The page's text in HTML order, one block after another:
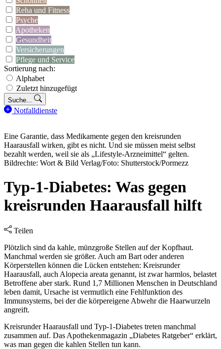
Reha und Fitness
Psyche
Apotheken
Gesundheit
Versicherungen
Pflege und Service
Sortierung nach:
Alphabet
Zuletzt hinzugefügt
Suche...
Notfalldienste
Eine Garantie, dass Medikamente gegen den kreisrunden
Haarausfall wirken, gibt es nicht. Und sie müssen meist selbst
bezahlt werden, weil sie als „Lifestyle-Arzneimittel“ gelten.
Bildrechte: Wort & Bild Verlag/Foto: Shutterstock/Pormezz
Typ-1-Diabetes: Was gegen
kreisrunden Haarausfall hilft
Teilen
Plötzlich sind da kahle, münzgroße Stellen auf der Kopfhaut.
Manchmal werden sie größer. Auch am Bart oder anderen
Körperstellen können die Lücken entstehen: Kreisrunder
Haarausfall, auch Alopecia areata genannt, ist zwar harmlos, belastet
Betroffene aber stark. Rund 1,7 Millionen Menschen in Deutschland
leben damit, Ursache ist vermutlich eine Fehlfunktion des
Immunsystems, bei der die körpereigene Abwehr die Haarwurzeln
angreift.
Kreisrunder Haarausfall und Typ-1-Diabetes treten manchmal
zusammen auf. Das Apothekenmagazin „Diabetes Ratgeber“ erklärt,
was man gegen die kahlen Stellen tun kann.